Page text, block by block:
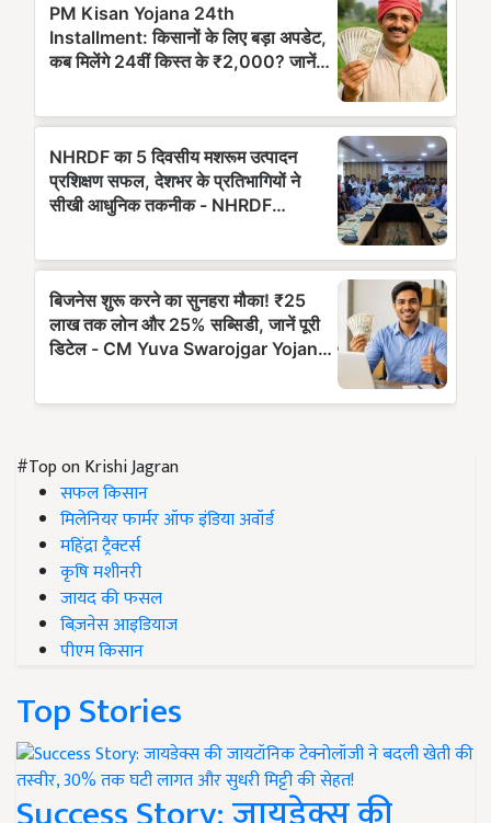
#Top on Krishi Jagran
सफल किसान
मिलेनियर फार्मर ऑफ इंडिया अवॉर्ड
महिंद्रा ट्रैक्टर्स
कृषि मशीनरी
जायद की फसल
बिज़नेस आइडियाज
पीएम किसान
Top Stories